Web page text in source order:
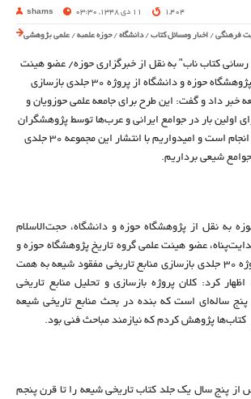
shams 11 دی 1348, 03:30 1,404
فرهنگی / اخبار ومسائل کتاب /دانشگاه /حوزه علمیه / علمی پژوهشی
رسانی کتاب ناب" به نقل از خبرگزاری حوزه/ عضو هیئت
علمی گروه تاریخ اسلام پژوهشگاه حوزه و دانشگاه از پروژه ۳۰ جلدی بازسازی
خبر داد و گفت: این طرح برای جامعه علمی حوزویان و
اولین بار در جوامع ایرانی و عرب‌ها توسط پژوهشگران
حوزه و دانشگاه در حال انجام است و امیدواریم با انتشار این مجموعه ۳۰ جلدی
شیعی برداریم.
به نقل از پژوهشگاه حوزه و دانشگاه، حجت‌الاسلام
عضو هیئت علمی گروه تاریخ پژوهشگاه حوزه و
دانشگاه با اشاره به پروژه ۳۰ جلدی بازسازی منابع تاریخی مفقود شیعه به همت
کرد: کلان پروژه بازسازی و تحلیل منابع تاریخی
پنج ساله‌ای است که بنده در بحث منابع تاریخی شیعه
کتاب‌ها پژوهش کردم که نیازمند مباحث فنی بود.
از پنج سال یک جلد کتاب تاریخی شیعه را تا قرن پنجم